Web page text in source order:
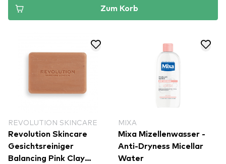
Zum Korb
REVOLUTION SKINCARE
Revolution Skincare
Gesichtsreiniger
Balancing Pink Clay
MIXA
Mixa Mizellenwasser -
Anti-Dryness Micellar
Water